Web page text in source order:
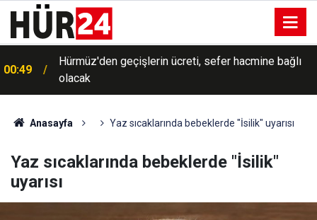
00:49
Hürmüz'den geçişlerin ücreti, sefer hacmine bağlı
olacak
Anasayfa Yaz sıcaklarında bebeklerde "İsilik" uyarısı
Yaz sıcaklarında bebeklerde "İsilik"
uyarısı